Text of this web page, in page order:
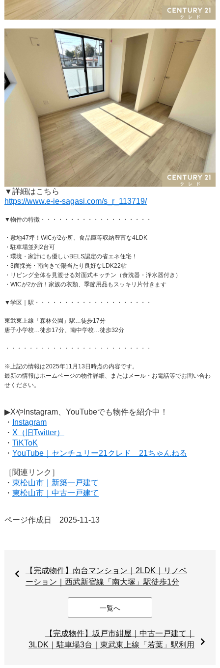
▼詳細はこちら
https://www.e-ie-sagasi.com/s_r_113719/
▼物件の特徴・・・・・・・・・・・・・・・・・・・
・敷地47坪！WICが2か所、食品庫等収納豊富な4LDK
・駐車場並列2台可
・​​​​​​​環境・家計にも優しいBELS認定の省エネ住宅！
・​​​​​​​3面採光・南向きで陽当たり良好なLDK22帖
・​​​​​​​リビング全体を見渡せる対面式キッチン（食洗器・浄水器付き）
・​​​​​​​WICが2か所！家族の衣類、季節用品もスッキリ片付きます
▼学区｜駅・・・・・・・・・・・・・・・・・・・・
東武東上線「森林公園」駅…徒歩17分
唐子小学校…徒歩17分、南中学校…徒歩32分
・・・・・・・・・・・・・・・・・・・・・・・・・
※上記の情報は2025年11月13日時点の内容です。
最新の情報はホームページの物件詳細、またはメール・お電話等でお問い合わ
せください。
▶XやInstagram、YouTubeでも物件を紹介中！
・
Instagram
・ X（旧Twitter）
・ TiKToK
・ YouTube｜センチュリー21クレド 21ちゃんねる
［関連リンク］
・ 東松山市｜新築一戸建て
・ 東松山市｜中古一戸建て
ページ作成日 2025-11-13
【完成物件】南台マンション｜2LDK｜リノベ
ーション｜西武新宿線「南大塚」駅徒歩1分
一覧へ
【完成物件】坂戸市紺屋｜中古一戸建て｜
3LDK｜駐車場3台｜東武東上線「若葉」駅利用